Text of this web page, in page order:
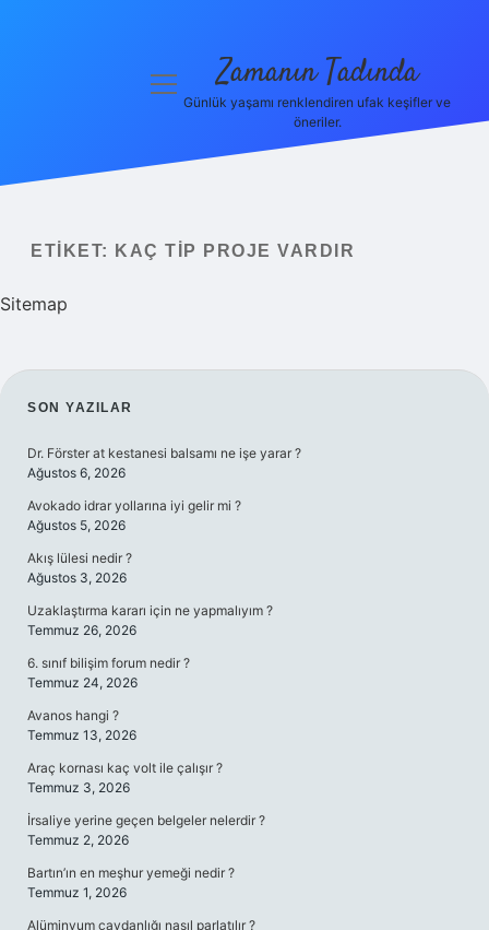
menüyüZamanın Tadında
Günlük yaşamı renklendiren ufak keşifler ve
öneriler.
ETIKET: KAÇ TIP PROJE VARDIR
Sitemap
SIDEBAR
SON YAZILAR
Dr. Förster at kestanesi balsamı ne işe yarar ?
Ağustos 6, 2026
Avokado idrar yollarına iyi gelir mi ?
Ağustos 5, 2026
Akış lülesi nedir ?
Ağustos 3, 2026
Uzaklaştırma kararı için ne yapmalıyım ?
Temmuz 26, 2026
6. sınıf bilişim forum nedir ?
Temmuz 24, 2026
Avanos hangi ?
Temmuz 13, 2026
Araç kornası kaç volt ile çalışır ?
Temmuz 3, 2026
İrsaliye yerine geçen belgeler nelerdir ?
Temmuz 2, 2026
Bartın’ın en meşhur yemeği nedir ?
Temmuz 1, 2026
Alüminyum çaydanlığı nasıl parlatılır ?